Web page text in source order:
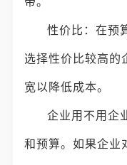
性价比：在预
选择性价比较高的
宽以降低成本。
企业用不用企
和预算。如果企业